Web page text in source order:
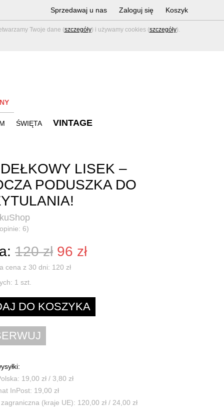
Twoje dane (szczegóły) i używamy cookies (szczegóły).
Sprzedawaj u nas Zaloguj się Koszyk
ŚWIĘTA VINTAGE
LISEK –
PODUSZKA DO
6)
120 zł 96 zł
cena z 30 dni: 120 zł
1 szt.
19,00 zł / 3,80 zł
InPost: 19,00 zł
zagraniczna (kraje UE): 120,00 zł / 24,00 zł